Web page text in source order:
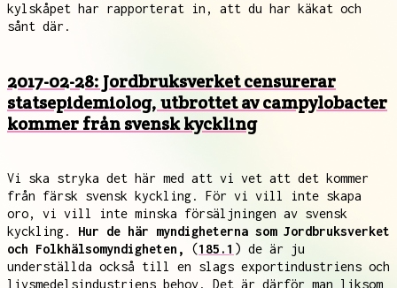
kylskåpet har rapporterat in, att du har käkat och
sånt där.
2017-02-28: Jordbruksverket censurerar
statsepidemiolog, utbrottet av campylobacter
kommer från svensk kyckling
Vi ska stryka det här med att vi vet att det kommer
från färsk svensk kyckling. För vi vill inte skapa
oro, vi vill inte minska försäljningen av svensk
kyckling. Hur de här myndigheterna som Jordbruksverket
och Folkhälsomyndigheten,
(185.1 ) de är ju
underställda också till en slags exportindustriens och
livsmedelsindustriens behov. Det är därför man liksom